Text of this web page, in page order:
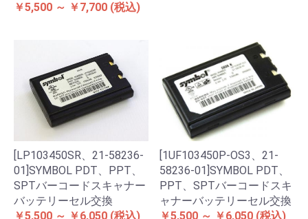
￥5,500 ～ ￥7,700 (税込)
[LP103450SR、21-58236-
01]SYMBOL PDT、PPT、
SPTバーコードスキャナー
バッテリーセル交換
￥5,500 ～ ￥6,050 (税込)
[1UF103450P-OS3、21-
58236-01]SYMBOL PDT、
PPT、SPTバーコードスキ
ャナーバッテリーセル交換
￥5,500 ～ ￥6,050 (税込)